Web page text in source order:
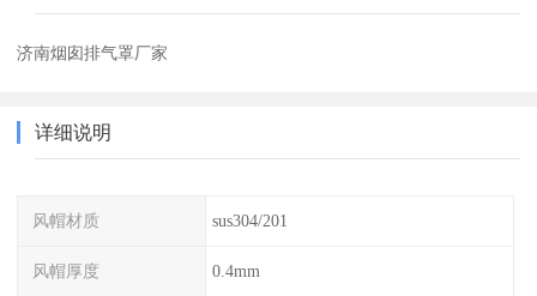
济南烟囱排气罩厂家
详细说明
风帽材质 sus304/201
风帽厚度 0.4mm